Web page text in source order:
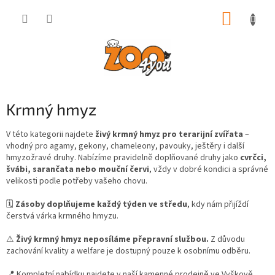
Krmný hmyz
V této kategorii najdete živý krmný hmyz pro terarijní zvířata –
vhodný pro agamy, gekony, chameleony, pavouky, ještěry i další
hmyzožravé druhy. Nabízíme pravidelně doplňované druhy jako cvrčci,
švábi, sarančata nebo mouční červi, vždy v dobré kondici a správné
velikosti podle potřeby vašeho chovu.
🗓 Zásoby doplňujeme každý týden ve středu, kdy nám přijíždí
čerstvá várka krmného hmyzu.
⚠ Živý krmný hmyz neposíláme přepravní službou. Z důvodu
zachování kvality a welfare je dostupný pouze k osobnímu odběru.